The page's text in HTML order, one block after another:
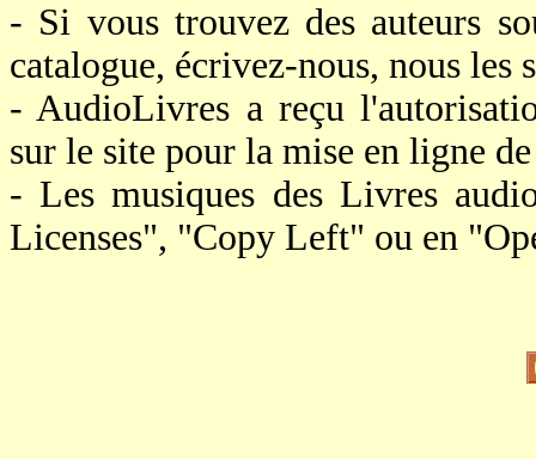
- Si vous trouvez des auteurs
catalogue, écrivez-nous, nous
- AudioLivres a reçu
sur le site pour la mise en ligne
- Les musiques des Livres
Licenses", "Copy Left" ou en